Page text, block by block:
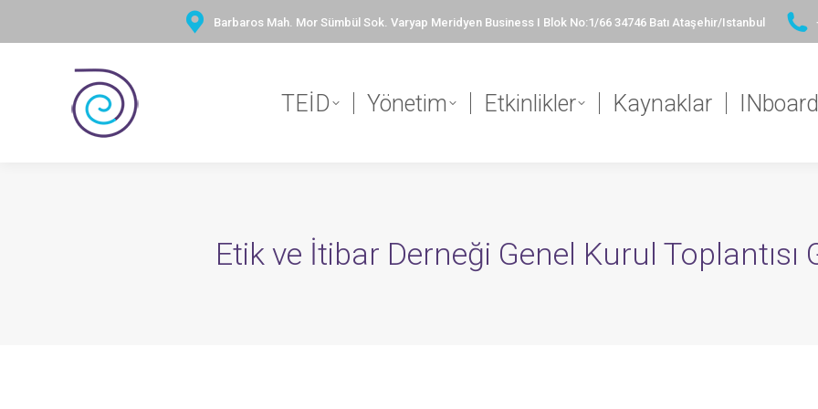
Barbaros Mah. Mor Sümbül Sok. Varyap Meridyen Business I Blok No:1/66 34746 Batı Ataşehir/Istanbul
TEİD Yönetim Etkinlikler Kaynaklar INboard
Etik ve İtibar Derneği Genel Kurul Toplantısı